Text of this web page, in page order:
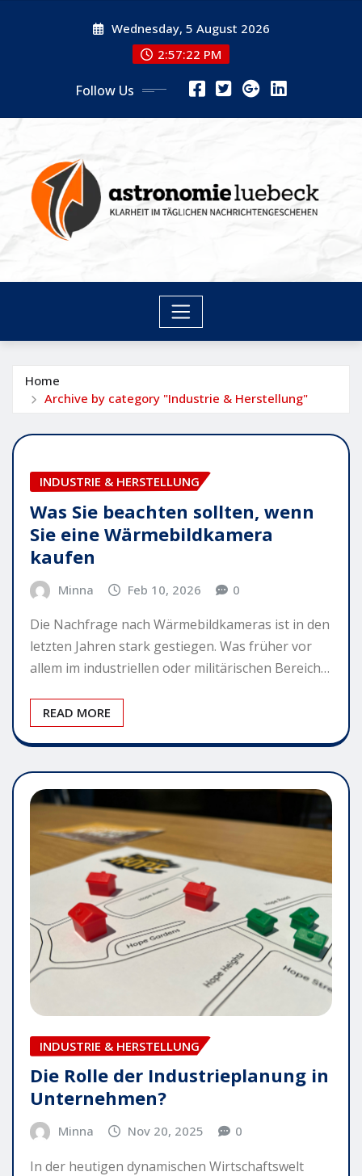
Wednesday, 5 August 2026
2:57:22 PM
Follow Us
Home
Archive by category "Industrie & Herstellung"
INDUSTRIE & HERSTELLUNG
Was Sie beachten sollten, wenn
Sie eine Wärmebildkamera
kaufen
Minna Feb 10, 2026 0
Die Nachfrage nach Wärmebildkameras ist in den
letzten Jahren stark gestiegen. Was früher vor
allem im industriellen oder militärischen Bereich…
READ MORE
INDUSTRIE & HERSTELLUNG
Die Rolle der Industrieplanung in
Unternehmen?
Minna Nov 20, 2025 0
In der heutigen dynamischen Wirtschaftswelt